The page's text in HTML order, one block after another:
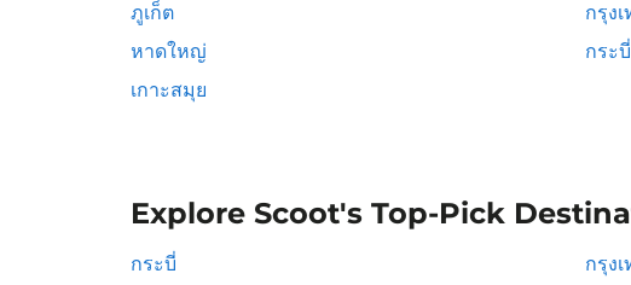
ภูเก็ต กรุง
หาดใหญ่
กระบี่
เกาะสมุย
Explore Scoot's Top-Pick
กระบี่ กรุง